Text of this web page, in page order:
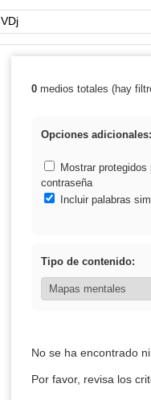
Palabra o frase:
Resultados
0medios totales (hay
Opciones adicionales:
Mostrar protegidos
contraseña
Incluir palabras
Tipo de contenido:
No se ha encontrado
Por favor, revisa los